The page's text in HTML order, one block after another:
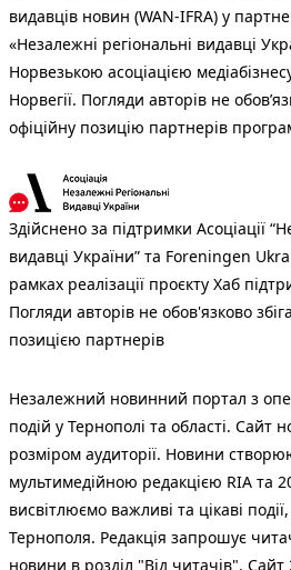
видавців новин (WAN-IFRA) у
«Незалежні регіональні видавці
Норвезькою асоціацією
Норвегії. Погляди авторів не
офіційну позицію партнерів
Здійснено за підтримки Асоціації
видавці України” та Foreningen
рамках реалізації проєкту Хаб
Погляди авторів не обов'язково
позицією партнерів
Незалежний новинний портал з
подій у Тернополі та області. Сайт
розміром аудиторії. Новини
мультимедійною редакцією RIA та
висвітлюємо важливі та цікаві
Тернополя. Редакція запрошує
новини в розділ "Від читачів".